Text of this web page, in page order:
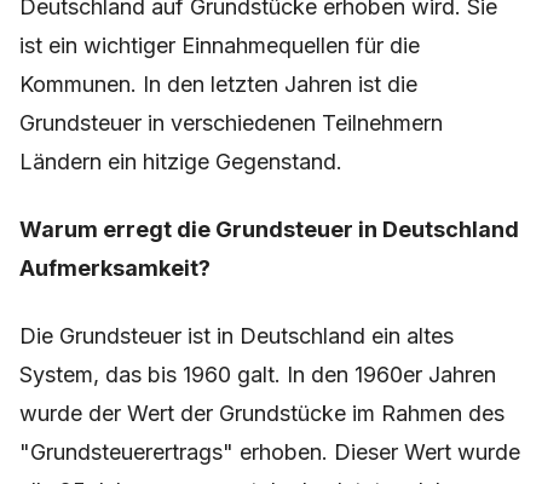
Deutschland auf Grundstücke erhoben wird. Sie
ist ein wichtiger Einnahmequellen für die
Kommunen. In den letzten Jahren ist die
Grundsteuer in verschiedenen Teilnehmern
Ländern ein hitzige Gegenstand.
Warum erregt die Grundsteuer in Deutschland
Aufmerksamkeit?
Die Grundsteuer ist in Deutschland ein altes
System, das bis 1960 galt. In den 1960er Jahren
wurde der Wert der Grundstücke im Rahmen des
"Grundsteuerertrags" erhoben. Dieser Wert wurde